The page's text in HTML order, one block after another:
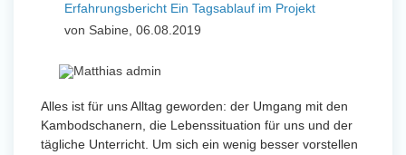
Erfahrungsbericht Ein Tagsablauf im Projekt
von Sabine, 06.08.2019
Alles ist für uns Alltag geworden: der Umgang mit den
Kambodschanern, die Lebenssituation für uns und der
tägliche Unterricht. Um sich ein wenig besser vorstellen